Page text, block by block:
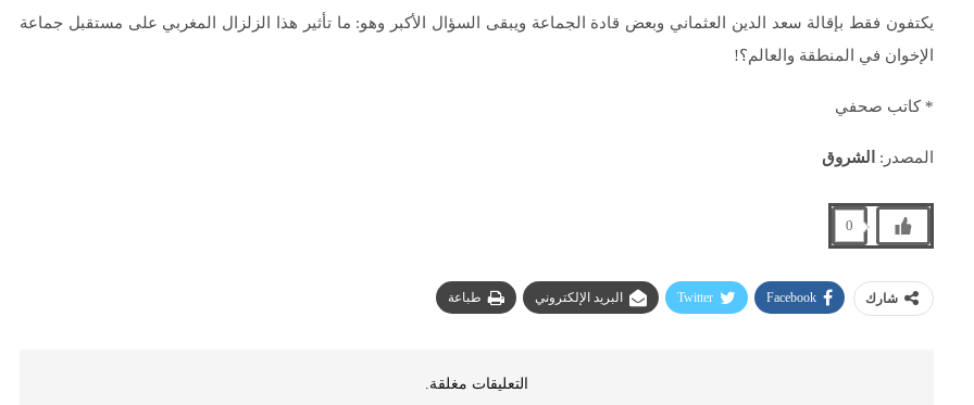
يكتفون فقط بإقالة سعد الدين العثماني وبعض قادة الجماعة ويبقى السؤال الأكبر وهو: ما تأثير هذا الزلزال المغربي على مستقبل جماعة
الإخوان في المنطقة والعالم؟!
* كاتب صحفي
المصدر: الشروق
0
شارك Facebook
Twitter البريد الإلكتروني طباعة
التعليقات مغلقة.